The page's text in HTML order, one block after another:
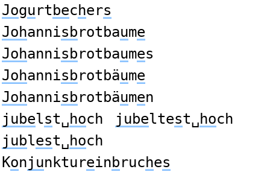
Jogurtbechers
Johannisbrotbaume
Johannisbrotbaumes
Johannisbrotbäume
Johannisbrotbäumen
jubelst␣hoch jubeltest␣hoch
jublest␣hoch
Konjunktureinbruches